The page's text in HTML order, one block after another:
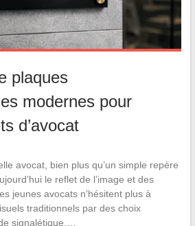
plaques
modernes pour
d’avocat
avocat, bien plus qu’un simple repère
le reflet de l’image et des
jeunes avocats n’hésitent plus à
traditionnels par des choix
signalétique.…